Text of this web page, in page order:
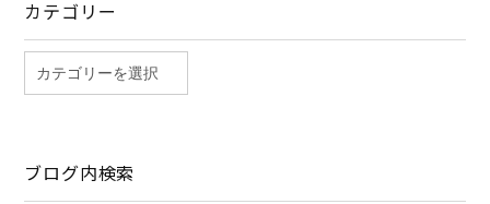
カテゴリー
ブログ内検索